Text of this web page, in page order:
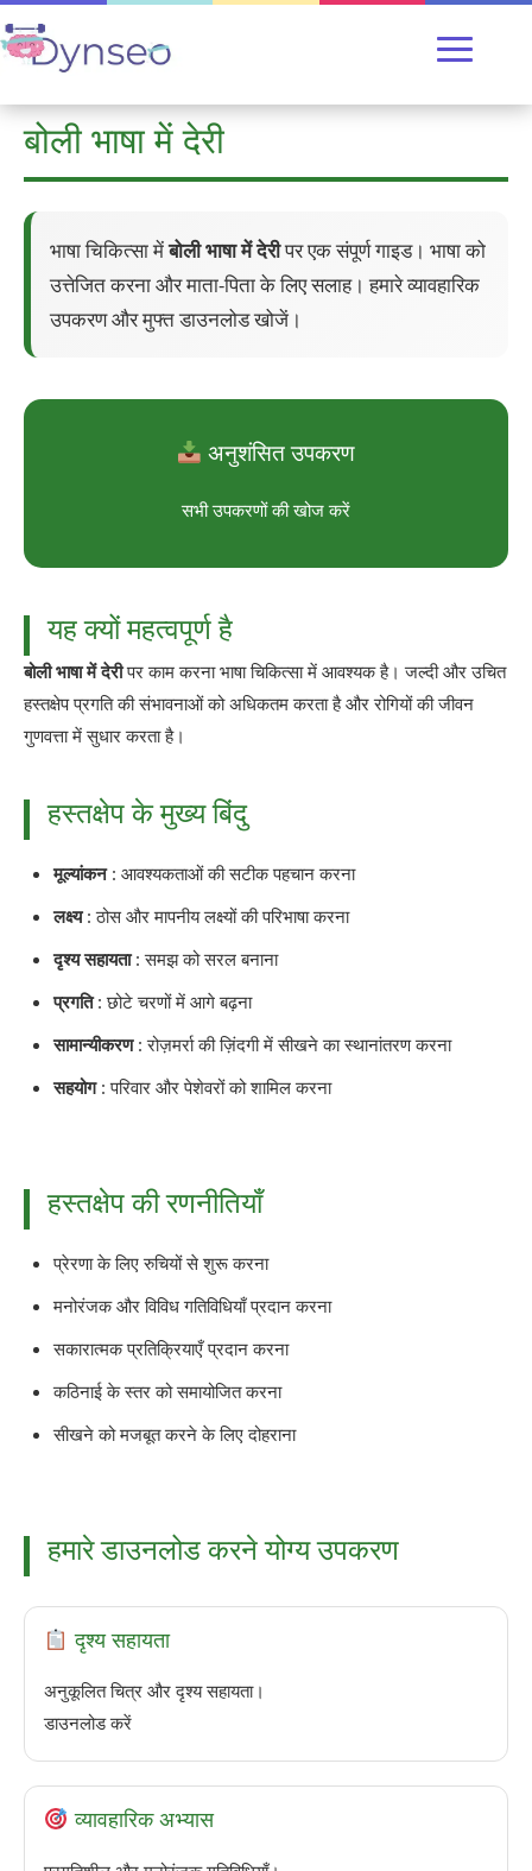
बोली भाषा में देरी
भाषा चिकित्सा मेंबोली भाषा में देरीपर एक संपूर्ण गाइड। भाषा को
उत्तेजित करना और माता-पिता के लिए सलाह। हमारे व्यावहारिक
उपकरण और मुफ्त डाउनलोड खोजें।
अनुशंसित उपकरण
सभी उपकरणों की खोज करें
यह क्यों महत्वपूर्ण है
बोली भाषा में देरीपर काम करना भाषा चिकित्सा में आवश्यक है। जल्दी और उचित
हस्तक्षेप प्रगति की संभावनाओं को अधिकतम करता है और रोगियों की जीवन
गुणवत्ता में सुधार करता है।
हस्तक्षेप के मुख्य बिंदु
मूल्यांकन: आवश्यकताओं की सटीक पहचान करना
लक्ष्य: ठोस और मापनीय लक्ष्यों की परिभाषा करना
दृश्य सहायता: समझ को सरल बनाना
प्रगति: छोटे चरणों में आगे बढ़ना
सामान्यीकरण: रोज़मर्रा की ज़िंदगी में सीखने का स्थानांतरण करना
सहयोग: परिवार और पेशेवरों को शामिल करना
हस्तक्षेप की रणनीतियाँ
प्रेरणा के लिए रुचियों से शुरू करना
मनोरंजक और विविध गतिविधियाँ प्रदान करना
सकारात्मक प्रतिक्रियाएँ प्रदान करना
कठिनाई के स्तर को समायोजित करना
सीखने को मजबूत करने के लिए दोहराना
हमारे डाउनलोड करने योग्य उपकरण
दृश्य सहायता
अनुकूलित चित्र और दृश्य सहायता।
डाउनलोड करें
व्यावहारिक अभ्यास